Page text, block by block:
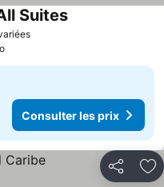
Consulter les prix
SuitesConsulter les
Consulter les prix
Partager